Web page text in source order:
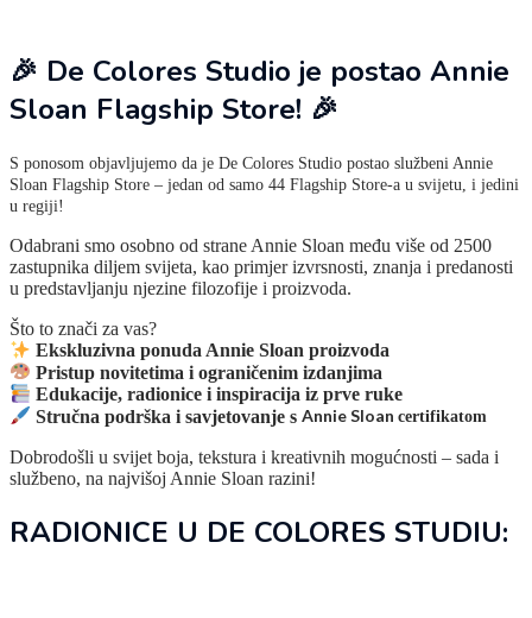
🎉 De Colores Studio je postao Annie
Sloan Flagship Store! 🎉
S ponosom objavljujemo da je De Colores Studio postao službeni Annie
Sloan Flagship Store – jedan od samo 44 Flagship Store-a u svijetu, i jedini
u regiji!
Odabrani smo osobno od strane Annie Sloan među više od 2500
zastupnika diljem svijeta, kao primjer izvrsnosti, znanja i predanosti
u predstavljanju njezine filozofije i proizvoda.
Što to znači za vas?
Ekskluzivna ponuda Annie Sloan proizvoda
Pristup novitetima i ograničenim izdanjima
Edukacije, radionice i inspiracija iz prve ruke
Stručna podrška i savjetovanje sAnnie Sloancertifikatom
Dobrodošli u svijet boja, tekstura i kreativnih mogućnosti – sada i
službeno, na najvišoj Annie Sloan razini!
RADIONICE U DE COLORES STUDIU: